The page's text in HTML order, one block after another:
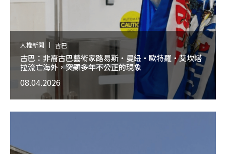
人權新聞 古巴
古巴：非裔古巴藝術家路易斯・曼紐・歐特羅・艾坎塔
拉流亡海外，突顯多年不公正的現象
08.04.2026